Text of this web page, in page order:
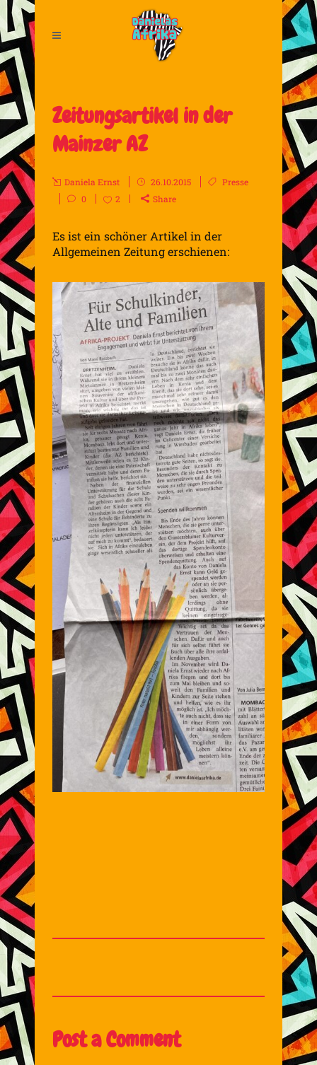
Zeitungsartikel in der
Mainzer AZ
Daniela Ernst 26.10.2015
Presse
0
2 Share
Es ist ein schöner Artikel in der
Allgemeinen Zeitung erschienen:
Post a Comment